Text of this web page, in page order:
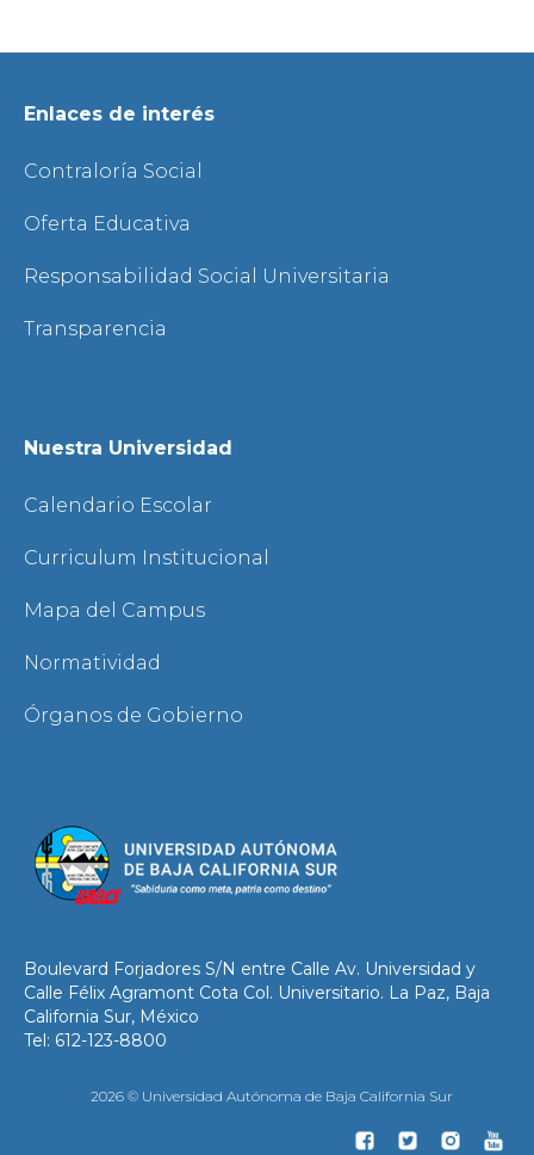
Enlaces de interés
Contraloría Social
Oferta Educativa
Responsabilidad Social Universitaria
Transparencia
Nuestra Universidad
Calendario Escolar
Curriculum Institucional
Mapa del Campus
Normatividad
Órganos de Gobierno
Boulevard Forjadores S/N entre Calle Av. Universidad y
Calle Félix Agramont Cota Col. Universitario. La Paz, Baja
California Sur, México
Tel: 612-123-8800
2026 © Universidad Autónoma de Baja California Sur